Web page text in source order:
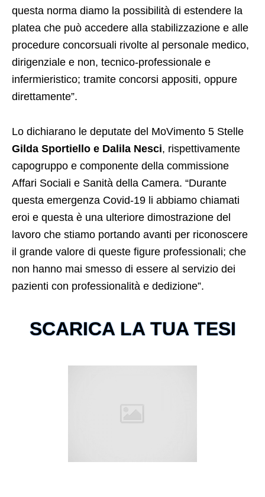
questa norma diamo la possibilità di estendere la
platea che può accedere alla stabilizzazione e alle
procedure concorsuali rivolte al personale medico,
dirigenziale e non, tecnico-professionale e
infermieristico; tramite concorsi appositi, oppure
direttamente”.
Lo dichiarano le deputate del MoVimento 5 Stelle
Gilda Sportiello e Dalila Nesci, rispettivamente
capogruppo e componente della commissione
Affari Sociali e Sanità della Camera. “Durante
questa emergenza Covid-19 li abbiamo chiamati
eroi e questa è una ulteriore dimostrazione del
lavoro che stiamo portando avanti per riconoscere
il grande valore di queste figure professionali; che
non hanno mai smesso di essere al servizio dei
pazienti con professionalità e dedizione”.
SCARICA LA TUA TESI